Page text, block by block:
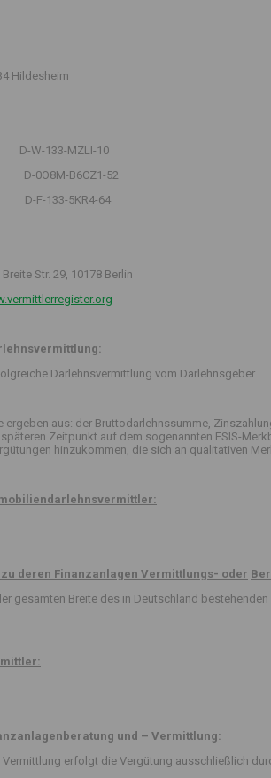
Hildesheim
W-133-MZLI-10
B6CZ1-52
F-133-5KR4-64
Str. 29, 10178 Berlin
Darlehnsvermittlung vom Darlehnsgeber.
aus: der Bruttodarlehnssumme,
Zeitpunkt auf dem sogenannten ESIS-
hinzukommen, die sich an qualitativen
deren Finanzanlagen Vermittlungs- oder
gesamten Breite des in Deutschland
und – Vermittlung:
erfolgt die Vergütung ausschließlich